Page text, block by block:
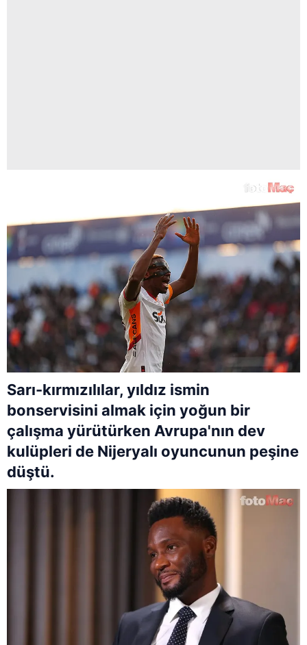
Sarı-kırmızılılar, yıldız ismin
bonservisini almak için yoğun bir
çalışma yürütürken Avrupa'nın dev
kulüpleri de Nijeryalı oyuncunun peşine
düştü.